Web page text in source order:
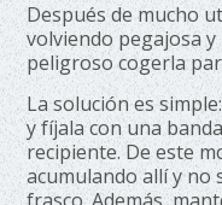
Después de mucho
volviendo pegajosa
peligroso cogerla
La solución es
y fíjala con una
recipiente. De este
acumulando allí y no